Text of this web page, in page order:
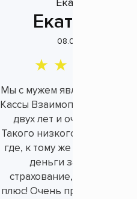
Екатерина
08.04.2026
Мы с мужем являемся
Кассы Взаимопомощи уже
двух лет и очень
Такого низкого процента
где, к тому же не берут
деньги за не нужное
страхование, а это
плюс! Очень приятно и